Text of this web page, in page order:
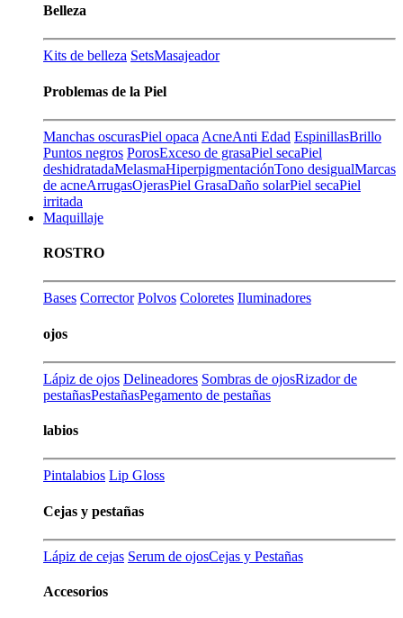
Belleza
Kits de belleza SetsMasajeador
Problemas de la Piel
Manchas oscurasPiel opaca AcneAnti Edad EspinillasBrillo
Puntos negros PorosExceso de grasaPiel secaPiel
deshidratadaMelasmaHiperpigmentaciónTono desigualMarcas
de acneArrugasOjerasPiel GrasaDaño solarPiel secaPiel
irritada
Maquillaje
ROSTRO
Bases Corrector Polvos Coloretes Iluminadores
ojos
Lápiz de ojos Delineadores Sombras de ojosRizador de
pestañasPestañasPegamento de pestañas
labios
Pintalabios Lip Gloss
Cejas y pestañas
Lápiz de cejas Serum de ojosCejas y Pestañas
Accesorios